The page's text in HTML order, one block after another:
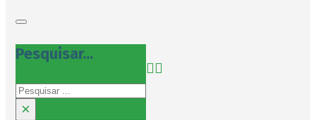
Pesquisar...
Pesquisar
×